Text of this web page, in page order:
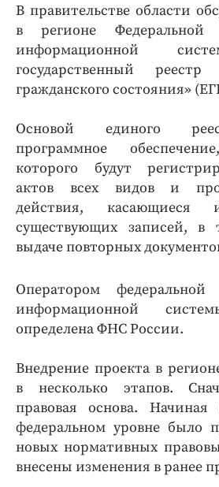
В правительстве области
в регионе Федеральной
информационной
государственный
гражданского состояния»
Основой единого
программное
которого будут
актов всех видов и
действия, касающиеся
существующих записей,
выдаче повторных
Оператором федеральной
информационной
определена ФНС России.
Внедрение проекта в
в несколько этапов.
правовая основа.
федеральном уровне было
новых нормативных
внесены изменения в ранее